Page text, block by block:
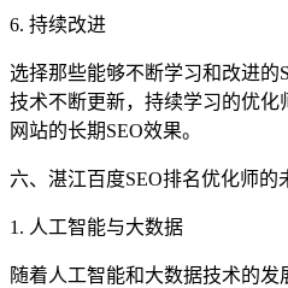
6. 持续改进
选择那些能够不断学习和改进的
技术不断更新，持续学习的优
网站的长期SEO效果。
六、湛江百度SEO排名优化师的
1. 人工智能与大数据
随着人工智能和大数据技术的发